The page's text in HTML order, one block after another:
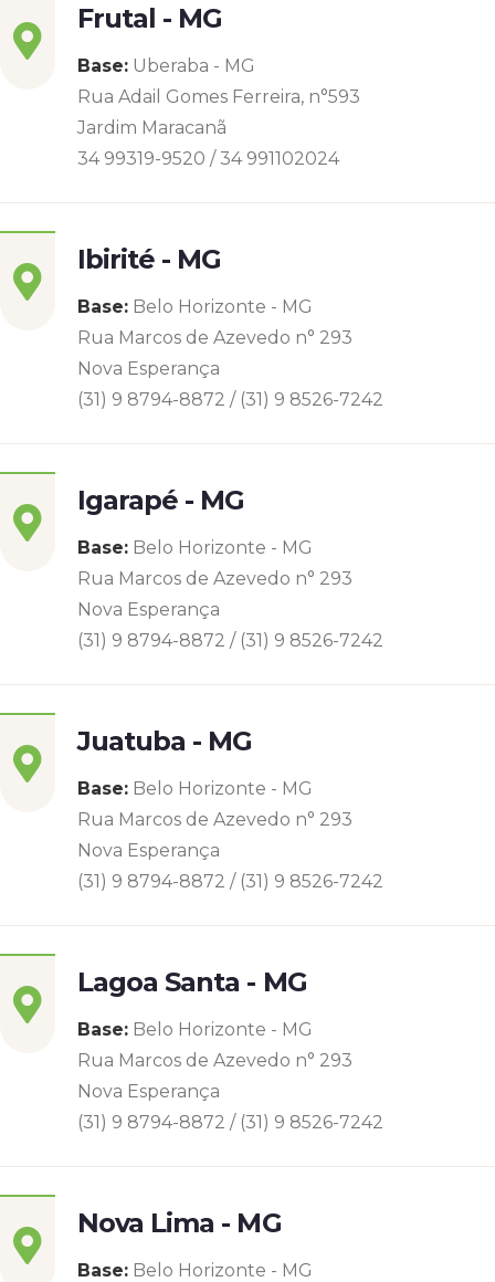
Frutal - MG
Base: Uberaba - MG
Rua Adail Gomes Ferreira, n°593
Jardim Maracanã
34 99319-9520 / 34 991102024
Ibirité - MG
Base: Belo Horizonte - MG
Rua Marcos de Azevedo n° 293
Nova Esperança
(31) 9 8794-8872 / (31) 9 8526-7242
Igarapé - MG
Base: Belo Horizonte - MG
Rua Marcos de Azevedo n° 293
Nova Esperança
(31) 9 8794-8872 / (31) 9 8526-7242
Juatuba - MG
Base: Belo Horizonte - MG
Rua Marcos de Azevedo n° 293
Nova Esperança
(31) 9 8794-8872 / (31) 9 8526-7242
Lagoa Santa - MG
Base: Belo Horizonte - MG
Rua Marcos de Azevedo n° 293
Nova Esperança
(31) 9 8794-8872 / (31) 9 8526-7242
Nova Lima - MG
Base: Belo Horizonte - MG